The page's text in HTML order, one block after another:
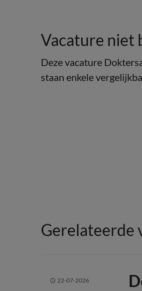
Vacature niet
Deze vacature
staan enkele
Gerelateerde
22-07-2026